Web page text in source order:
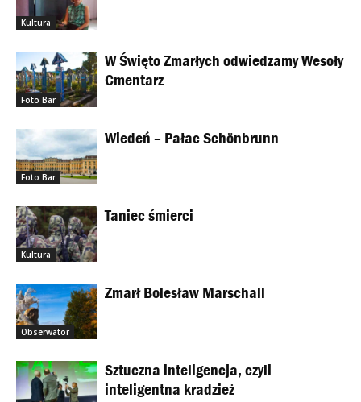
Kultura
Foto Bar
W Święto Zmarłych odwiedzamy Wesoły
Cmentarz
Foto Bar
Wiedeń – Pałac Schönbrunn
Kultura
Taniec śmierci
Obserwator
Zmarł Bolesław Marschall
Sztuczna inteligencja, czyli
inteligentna kradzież